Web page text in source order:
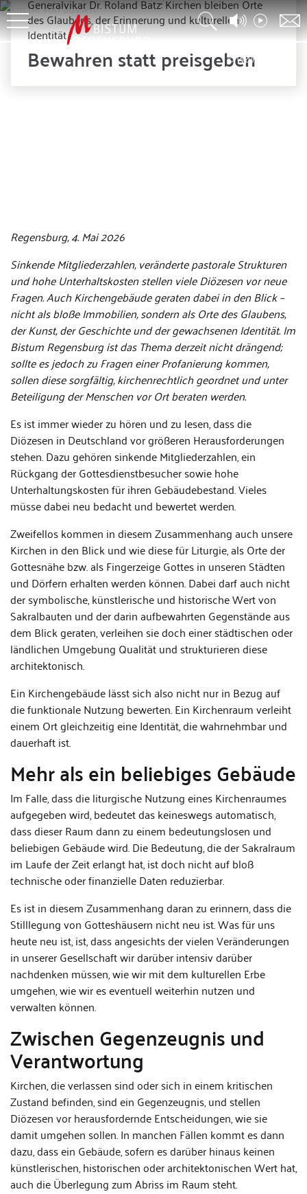
Generalvikar Dr. Roland Batz: Kirchen bleiben Orte
des Glaubens, der Erinnerung und kulturellen
Identität
Bewahren statt preisgeben© Wolfgang Voigt
Regensburg, 4. Mai 2026
Sinkende Mitgliederzahlen, veränderte pastorale Strukturen
und hohe Unterhaltskosten stellen viele Diözesen vor neue
Fragen. Auch Kirchengebäude geraten dabei in den Blick –
nicht als bloße Immobilien, sondern als Orte des Glaubens,
der Kunst, der Geschichte und der gewachsenen Identität. Im
Bistum Regensburg ist das Thema derzeit nicht drängend;
sollte es jedoch zu Fragen einer Profanierung kommen,
sollen diese sorgfältig, kirchenrechtlich geordnet und unter
Beteiligung der Menschen vor Ort beraten werden.
Es ist immer wieder zu hören und zu lesen, dass die
Diözesen in Deutschland vor größeren Herausforderungen
stehen. Dazu gehören sinkende Mitgliederzahlen, ein
Rückgang der Gottesdienstbesucher sowie hohe
Unterhaltungskosten für ihren Gebäudebestand. Vieles
müsse dabei neu bedacht und bewertet werden.
Zweifellos kommen in diesem Zusammenhang auch unsere
Kirchen in den Blick und wie diese für Liturgie, als Orte der
Gottesnähe bzw. als Fingerzeige Gottes in unseren Städten
und Dörfern erhalten werden können. Dabei darf auch nicht
der symbolische, künstlerische und historische Wert von
Sakralbauten und der darin aufbewahrten Gegenstände aus
dem Blick geraten, verleihen sie doch einer städtischen oder
ländlichen Umgebung Qualität und strukturieren diese
architektonisch.
Ein Kirchengebäude lässt sich also nicht nur in Bezug auf
die funktionale Nutzung bewerten. Ein Kirchenraum verleiht
einem Ort gleichzeitig eine Identität, die wahrnehmbar und
dauerhaft ist.
Mehr als ein beliebiges Gebäude
Im Falle, dass die liturgische Nutzung eines Kirchenraumes
aufgegeben wird, bedeutet das keineswegs automatisch,
dass dieser Raum dann zu einem bedeutungslosen und
beliebigen Gebäude wird. Die Bedeutung, die der Sakralraum
im Laufe der Zeit erlangt hat, ist doch nicht auf bloß
technische oder finanzielle Daten reduzierbar.
Es ist in diesem Zusammenhang daran zu erinnern, dass die
Stilllegung von Gotteshäusern nicht neu ist. Was für uns
heute neu ist, ist, dass angesichts der vielen Veränderungen
in unserer Gesellschaft wir darüber intensiv darüber
nachdenken müssen, wie wir mit dem kulturellen Erbe
umgehen, wie wir es eventuell weiterhin nutzen und
verwalten können.
Zwischen Gegenzeugnis und
Verantwortung
Kirchen, die verlassen sind oder sich in einem kritischen
Zustand befinden, sind ein Gegenzeugnis, und stellen
Diözesen vor herausfordernde Entscheidungen, wie sie
damit umgehen sollen. In manchen Fällen kommt es dann
dazu, dass ein Gebäude, sofern es darüber hinaus keinen
künstlerischen, historischen oder architektonischen Wert hat,
auch die Überlegung zum Abriss im Raum steht.